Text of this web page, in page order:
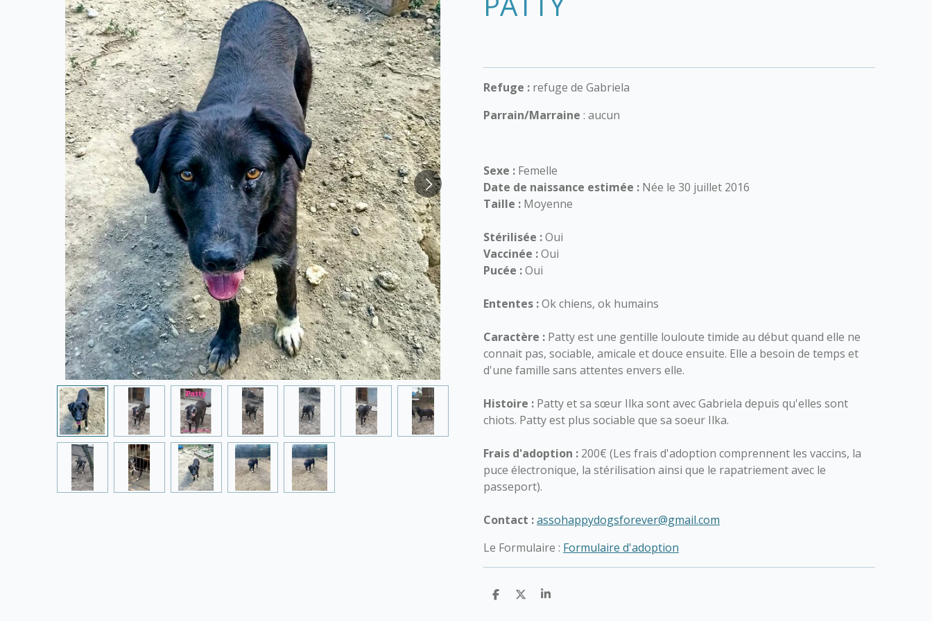
Refuge : refuge de Gabriela
Parrain/Marraine : aucun
Sexe : Femelle
Date de naissance estimée : Née le 30 juillet 2016
Taille : Moyenne
Stérilisée :Oui
Vaccinée :Oui
Pucée :Oui
Ententes :Ok chiens, ok humains
Caractère : Pattyest une gentille louloute timide au début quand elle ne
connait pas, sociable, amicale et douce ensuite. Elle a besoin de temps et
d'une famille sans attentes envers elle.
Histoire : Patty et sa sœur Ilka sont avec Gabriela depuis qu'elles sont
chiots. Patty est plus sociable que sa soeur Ilka.
Frais d'adoption : 200€ (Les frais d'adoption comprennent les vaccins, la
puce électronique, la stérilisation ainsi que le rapatriement avec le
passeport).
Contact :assohappydogsforever@gmail.com
Le Formulaire : Formulaire d'adoption
P
P
P